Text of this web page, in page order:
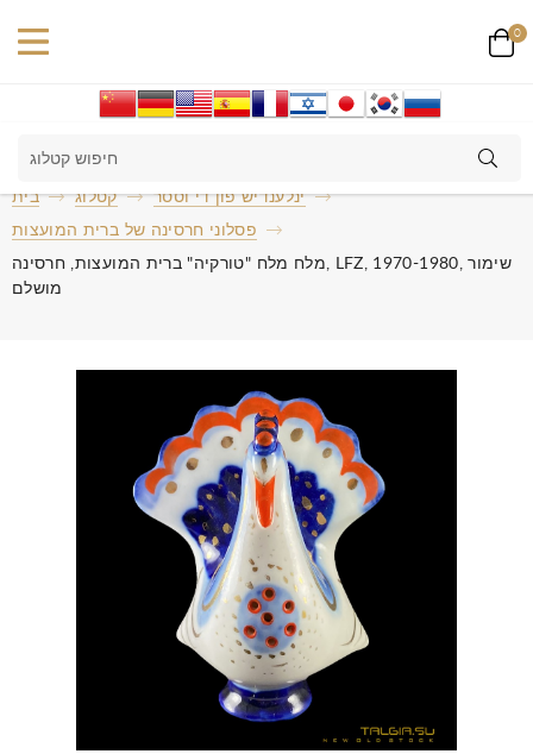
0
בית קטלוג
ינלענדיש פון די וססר
פסלוני חרסינה של ברית המועצות
מלח מלח "טורקיה" ברית המועצות, חרסינה, LFZ, 1970-1980, שימור
מושלם